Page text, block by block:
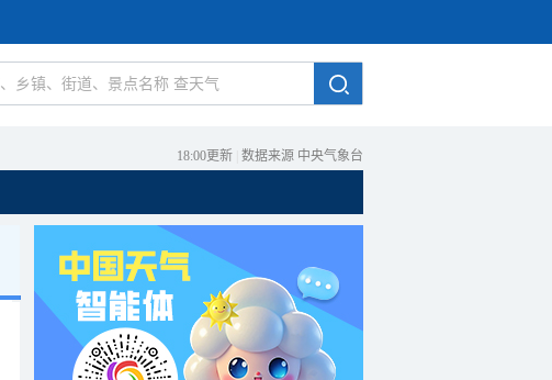
18:00更新 数据来源 中央气象台